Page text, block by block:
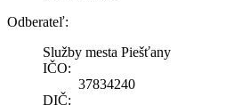
Odberateľ:
Služby mesta Piešťany
IČO:
37834240
DIČ: